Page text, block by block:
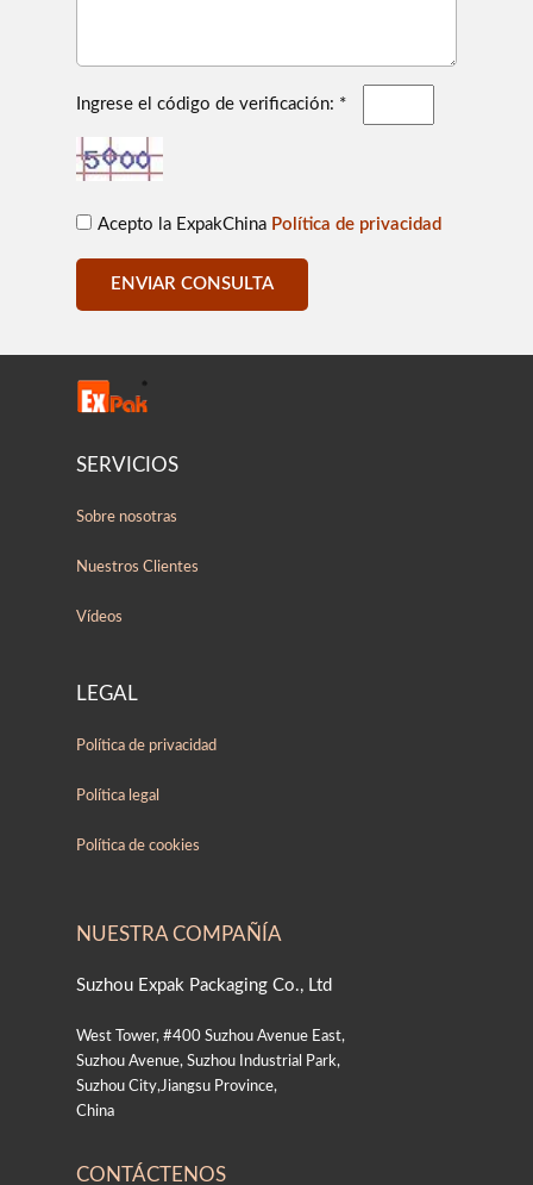
Ingrese el código de verificación: *
Acepto la ExpakChina Política de privacidad
ENVIAR CONSULTA
SERVICIOS
Sobre nosotras
Nuestros Clientes
Vídeos
LEGAL
Política de privacidad
Política legal
Política de cookies
NUESTRA COMPAÑÍA
Suzhou Expak Packaging Co., Ltd
West Tower, #400 Suzhou Avenue East,
Suzhou Avenue, Suzhou Industrial Park,
Suzhou City,Jiangsu Province,
China
CONTÁCTENOS